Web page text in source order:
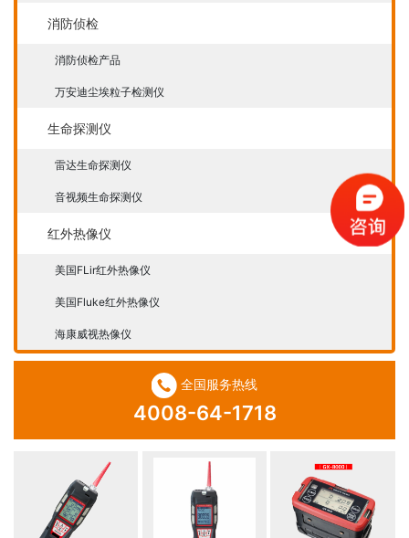
消防侦检
消防侦检产品
万安迪尘埃粒子检测仪
生命探测仪
雷达生命探测仪
音视频生命探测仪
红外热像仪
美国FLir红外热像仪
美国Fluke红外热像仪
海康威视热像仪
全国服务热线
4008-64-1718